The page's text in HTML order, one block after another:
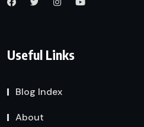
Useful Links
Blog Index
About